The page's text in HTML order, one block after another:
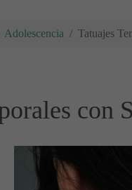
Adolescencia Tatuajes
con